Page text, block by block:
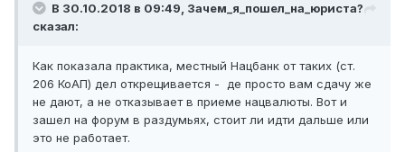
В 30.10.2018 в 09:49, Зачем_я_пошел_на_юриста?
сказал:
Как показала практика, местный Нацбанк от таких (ст.
206 КоАП) дел открещивается - де просто вам сдачу же
не дают, а не отказывает в приеме нацвалюты. Вот и
зашел на форум в раздумьях, стоит ли идти дальше или
это не работает.